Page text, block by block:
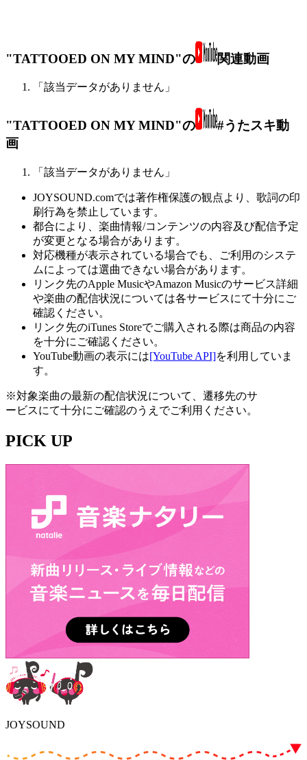
"TATTOOED ON MY MIND"の 関連動画
「該当データがありません」
"TATTOOED ON MY MIND"の
#うたスキ動
画
「該当データがありません」
JOYSOUND.comでは著作権保護の観点より、歌詞の印
刷行為を禁止しています。
都合により、楽曲情報/コンテンツの内容及び配信予定
が変更となる場合があります。
対応機種が表示されている場合でも、ご利用のシステ
ムによっては選曲できない場合があります。
リンク先のApple MusicやAmazon Musicのサービス詳細
や楽曲の配信状況については各サービスにて十分にご
確認ください。
リンク先のiTunes Storeでご購入される際は商品の内容
を十分にご確認ください。
YouTube動画の表示には[YouTube API]を利用していま
す。
※対象楽曲の最新の配信状況について、遷移先のサ
ービスにて十分にご確認のうえでご利用ください。
PICK UP
JOYSOUND